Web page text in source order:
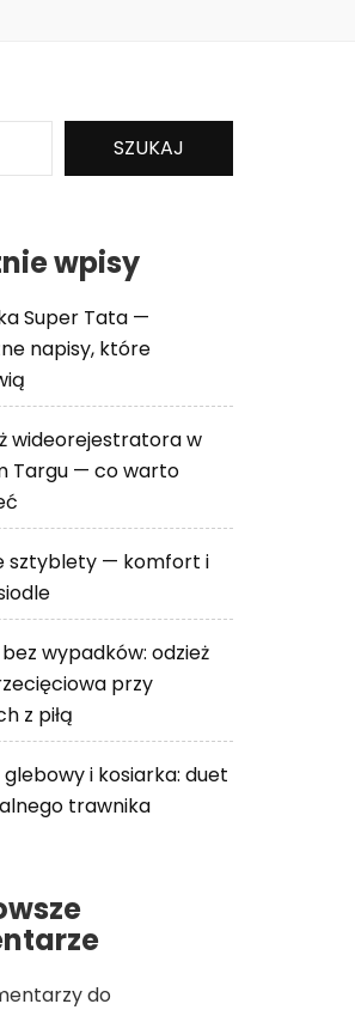
SZUKAJ
wpisy
Super Tata —
napisy, które
wideorejestratora w
Targu — co warto
sztyblety — komfort i
wypadków: odzież
przy
z piłą
glebowy i kosiarka: duet
trawnika
do